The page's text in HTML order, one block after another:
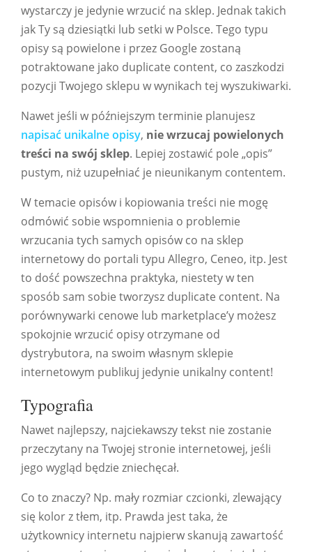
wystarczy je jedynie wrzucić na sklep. Jednak takich
jak Ty są dziesiątki lub setki w Polsce. Tego typu
opisy są powielone i przez Google zostaną
potraktowane jako duplicate content, co zaszkodzi
pozycji Twojego sklepu w wynikach tej wyszukiwarki.
Nawet jeśli w późniejszym terminie planujesz
napisać unikalne opisy, nie wrzucaj powielonych
treści na swój sklep. Lepiej zostawić pole „opis”
pustym, niż uzupełniać je nieunikanym contentem.
W temacie opisów i kopiowania treści nie mogę
odmówić sobie wspomnienia o problemie
wrzucania tych samych opisów co na sklep
internetowy do portali typu Allegro, Ceneo, itp. Jest
to dość powszechna praktyka, niestety w ten
sposób sam sobie tworzysz duplicate content. Na
porównywarki cenowe lub marketplace’y możesz
spokojnie wrzucić opisy otrzymane od
dystrybutora, na swoim własnym sklepie
internetowym publikuj jedynie unikalny content!
Typografia
Nawet najlepszy, najciekawszy tekst nie zostanie
przeczytany na Twojej stronie internetowej, jeśli
jego wygląd będzie zniechęcał.
Co to znaczy? Np. mały rozmiar czcionki, zlewający
się kolor z tłem, itp. Prawda jest taka, że
użytkownicy internetu najpierw skanują zawartość